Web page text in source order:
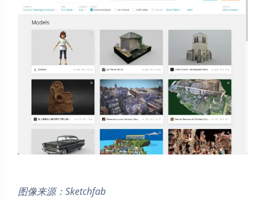
图像来源：Sketchfab